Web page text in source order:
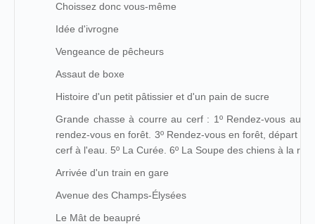
Choissez donc vous-même
Idée d'ivrogne
Vengeance de pêcheurs
Assaut de boxe
Histoire d'un petit pâtissier et d'un pain de sucre
Grande chasse à courre au cerf : 1º Rendez-vous au
rendez-vous en forêt. 3º Rendez-vous en forêt, départ
cerf à l'eau. 5º La Curée. 6º La Soupe des chiens à la
Arrivée d'un train en gare
Avenue des Champs-Élysées
Le Mât de beaupré